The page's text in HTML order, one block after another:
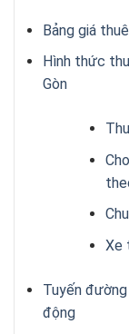
Bảng giá
Hình thức
Gòn
Xe
Tuyến
động